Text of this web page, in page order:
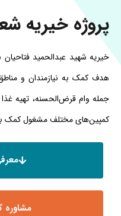
پروژه خیریه
خیریه شهید عبدالحمید
هدف کمک به نیازمندان و
جمله وام قرض‌الحسنه، تهیه
کمپین‌های مختلف مشغول کمک